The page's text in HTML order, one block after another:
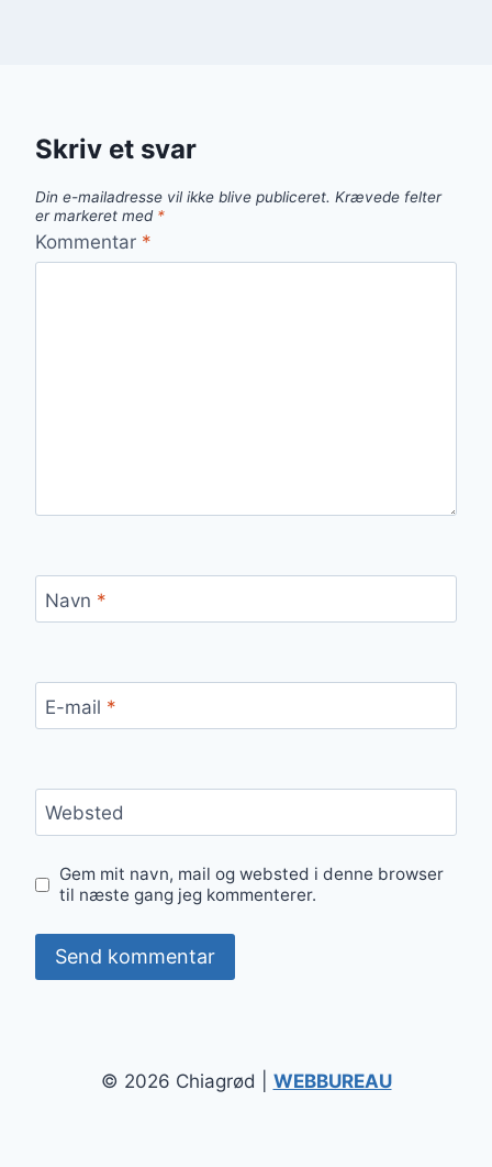
Skriv et svar
Din e-mailadresse vil ikke blive publiceret. Krævede felter
er markeret med *
Kommentar *
Navn *
E-mail *
Websted
Gem mit navn, mail og websted i denne browser
til næste gang jeg kommenterer.
© 2026 Chiagrød | WEBBUREAU